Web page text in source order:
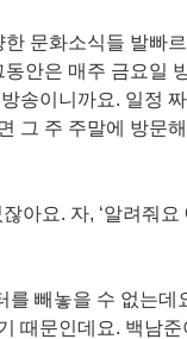
문화소식들 발빠
안은 매주 금요일
송이니까요. 일정
그 주 주말에 방문
아요. 자, ‘알려줘요
를 빼놓을 수 없는데
때문인데요. 백남준